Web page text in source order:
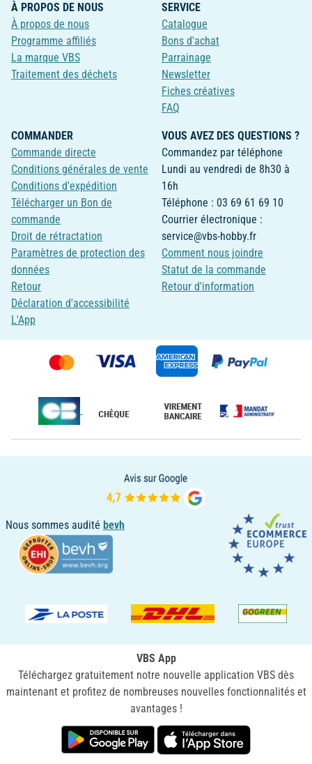
À PROPOS DE NOUS
À propos de nous
Programme affiliés
La marque VBS
Traitement des déchets
SERVICE
Catalogue
Bons d'achat
Parrainage
Newsletter
Fiches créatives
FAQ
COMMANDER
Commande directe
Conditions générales de vente
Conditions d'expédition
Télécharger un Bon de
commande
Droit de rétractation
Paramètres de protection des
données
Retour
Déclaration d'accessibilité
L'App
VOUS AVEZ DES QUESTIONS ?
Commandez par téléphone
Lundi au vendredi de 8h30 à
16h
Téléphone : 03 69 61 69 10
Courrier électronique :
service@vbs-hobby.fr
Comment nous joindre
Statut de la commande
Retour d'information
Nous sommes audité bevh
VBS App
Téléchargez gratuitement notre nouvelle application VBS dès
maintenant et profitez de nombreuses nouvelles fonctionnalités et
avantages !